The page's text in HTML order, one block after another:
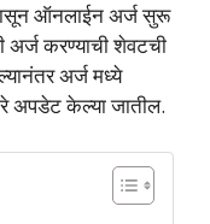
ऑनलाईन अर्ज सुरू
करण्याची शेवटची
अर्ज मध्ये
अपडेट केल्या जातील.